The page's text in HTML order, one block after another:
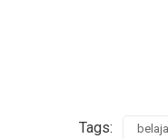
Tags: